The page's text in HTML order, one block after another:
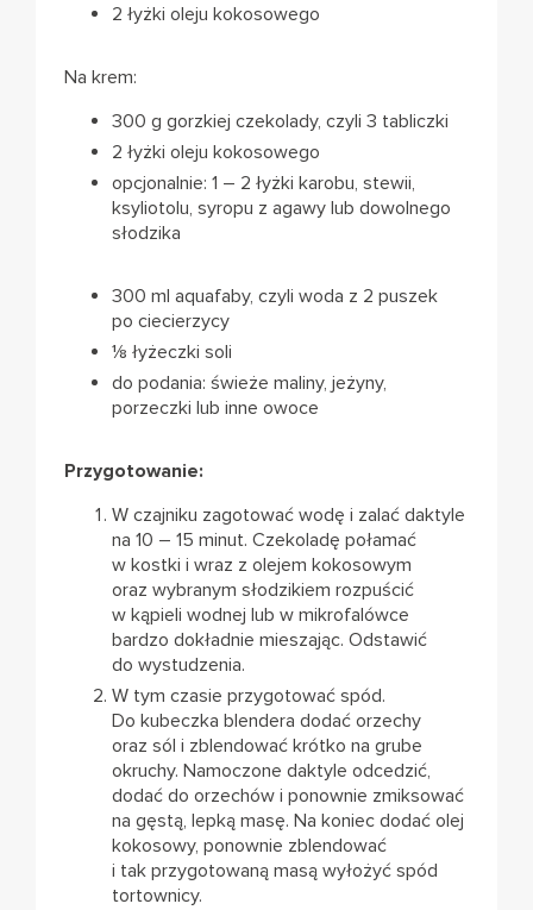
2 łyżki oleju kokosowego
Na krem:
300 g gorzkiej czekolady, czyli 3 tabliczki
2 łyżki oleju kokosowego
opcjonalnie: 1 – 2 łyżki karobu, stewii,
ksyliotolu, syropu z agawy lub dowolnego
słodzika
300 ml aquafaby, czyli woda z 2 puszek
po ciecierzycy
⅛ łyżeczki soli
do podania: świeże maliny, jeżyny,
porzeczki lub inne owoce
Przygotowanie:
W czajniku zagotować wodę i zalać daktyle
na 10 – 15 minut. Czekoladę połamać
w kostki i wraz z olejem kokosowym
oraz wybranym słodzikiem rozpuścić
w kąpieli wodnej lub w mikrofalówce
bardzo dokładnie mieszając. Odstawić
do wystudzenia.
W tym czasie przygotować spód.
Do kubeczka blendera dodać orzechy
oraz sól i zblendować krótko na grube
okruchy. Namoczone daktyle odcedzić,
dodać do orzechów i ponownie zmiksować
na gęstą, lepką masę. Na koniec dodać olej
kokosowy, ponownie zblendować
i tak przygotowaną masą wyłożyć spód
tortownicy.